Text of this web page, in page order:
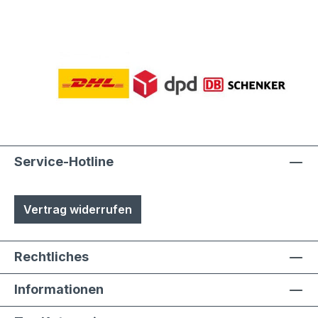
Service-Hotline
Vertrag widerrufen
Rechtliches
Informationen